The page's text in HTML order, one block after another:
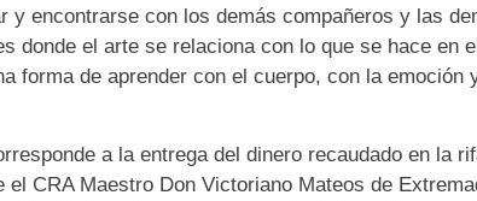
y encontrarse con los demás compañeros y las
donde el arte se relaciona con lo que se hace en
forma de aprender con el cuerpo, con la emoción
a la entrega del dinero recaudado en la
el CRA Maestro Don Victoriano Mateos de